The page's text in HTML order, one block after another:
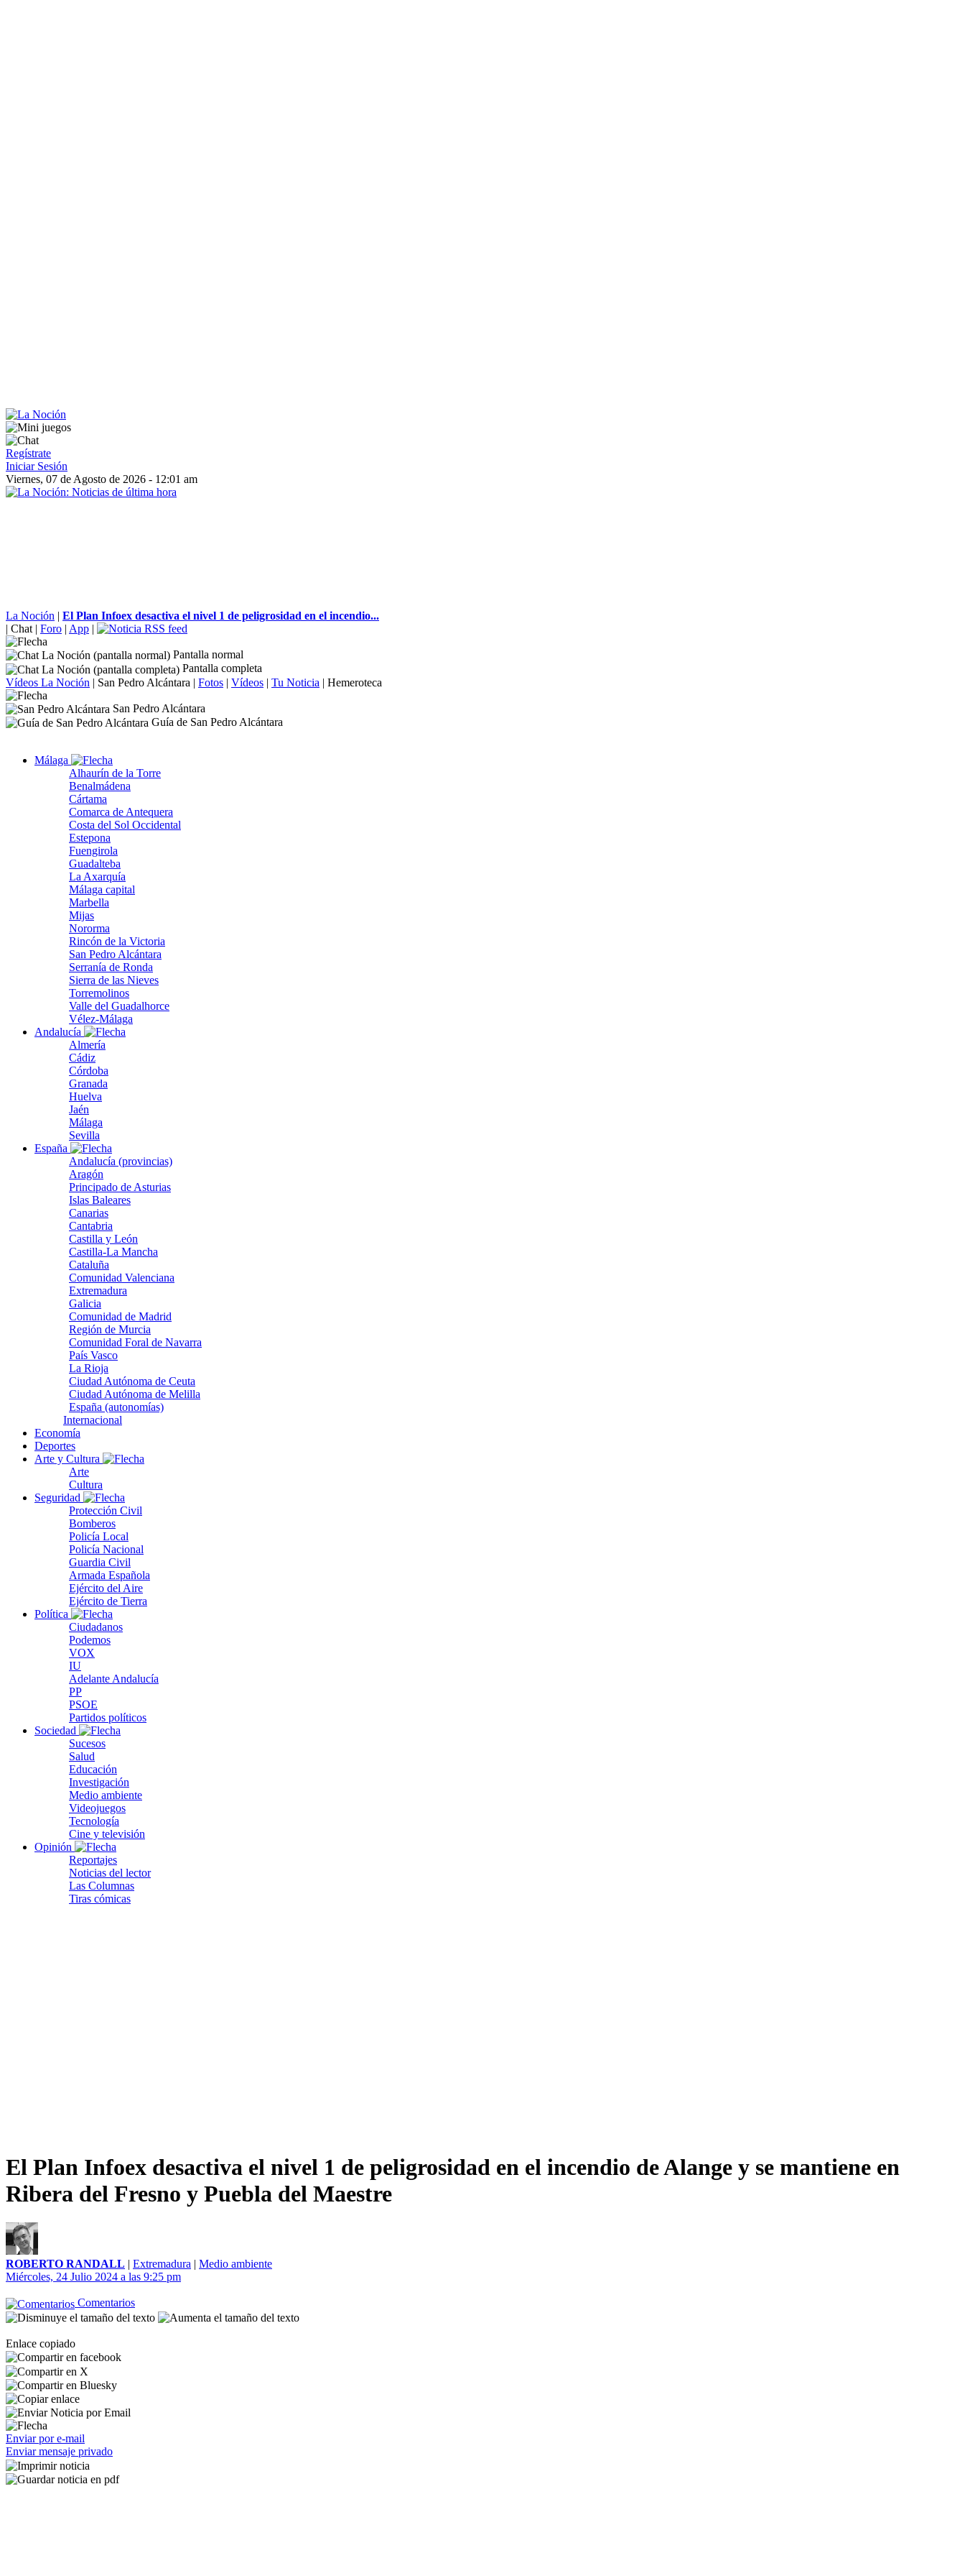
Regístrate
Iniciar Sesión
Viernes, 07 de Agosto de 2026 - 12:01 am
La Noción | El Plan Infoex desactiva el nivel 1 de peligrosidad en el incendio...
| Chat | Foro | App |
Pantalla normal
Pantalla completa
Vídeos La Noción | San Pedro Alcántara | Fotos | Vídeos | Tu Noticia | Hemeroteca
San Pedro Alcántara
Guía de San Pedro Alcántara
Málaga
Alhaurín de la Torre
Benalmádena
Cártama
Comarca de Antequera
Costa del Sol Occidental
Estepona
Fuengirola
Guadalteba
La Axarquía
Málaga capital
Marbella
Mijas
Nororma
Rincón de la Victoria
San Pedro Alcántara
Serranía de Ronda
Sierra de las Nieves
Torremolinos
Valle del Guadalhorce
Vélez-Málaga
Andalucía
Almería
Cádiz
Córdoba
Granada
Huelva
Jaén
Málaga
Sevilla
España
Andalucía (provincias)
Aragón
Principado de Asturias
Islas Baleares
Canarias
Cantabria
Castilla y León
Castilla-La Mancha
Cataluña
Comunidad Valenciana
Extremadura
Galicia
Comunidad de Madrid
Región de Murcia
Comunidad Foral de Navarra
País Vasco
La Rioja
Ciudad Autónoma de Ceuta
Ciudad Autónoma de Melilla
España (autonomías)
Internacional
Economía
Deportes
Arte y Cultura
Arte
Cultura
Seguridad
Protección Civil
Bomberos
Policía Local
Policía Nacional
Guardia Civil
Armada Española
Ejército del Aire
Ejército de Tierra
Política
Ciudadanos
Podemos
VOX
IU
Adelante Andalucía
PP
PSOE
Partidos políticos
Sociedad
Sucesos
Salud
Educación
Investigación
Medio ambiente
Videojuegos
Tecnología
Cine y televisión
Opinión
Reportajes
Noticias del lector
Las Columnas
Tiras cómicas
El Plan Infoex desactiva el nivel 1 de peligrosidad en el incendio de Alange y se mantiene en
Ribera del Fresno y Puebla del Maestre
ROBERTO RANDALL | Extremadura | Medio ambiente
Miércoles, 24 Julio 2024 a las 9:25 pm
Comentarios
Enlace copiado
Enviar por e-mail
Enviar mensaje privado